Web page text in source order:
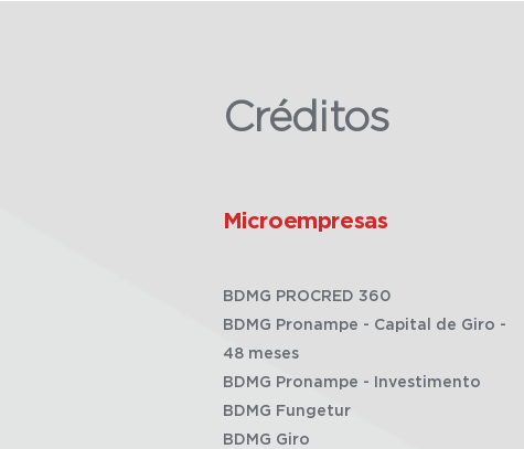
Créditos
Microempresas
BDMG PROCRED 360
BDMG Pronampe - Capital de Giro -
48 meses
BDMG Pronampe - Investimento
BDMG Fungetur
BDMG Giro